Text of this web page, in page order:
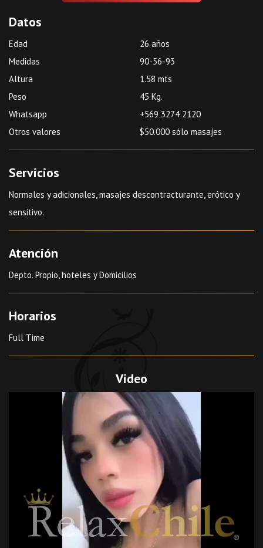
Datos
Edad
Medidas
Altura
Peso
Whatsapp
Otros valores
26 años
90-56-93
1.58 mts
45 Kg.
+569 3274 2120
$50.000 sólo masajes
Servicios
Normales y adicionales, masajes descontracturante, erótico y
sensitivo.
Atención
Depto. Propio, hoteles y Domicilios
Horarios
Full Time
Video